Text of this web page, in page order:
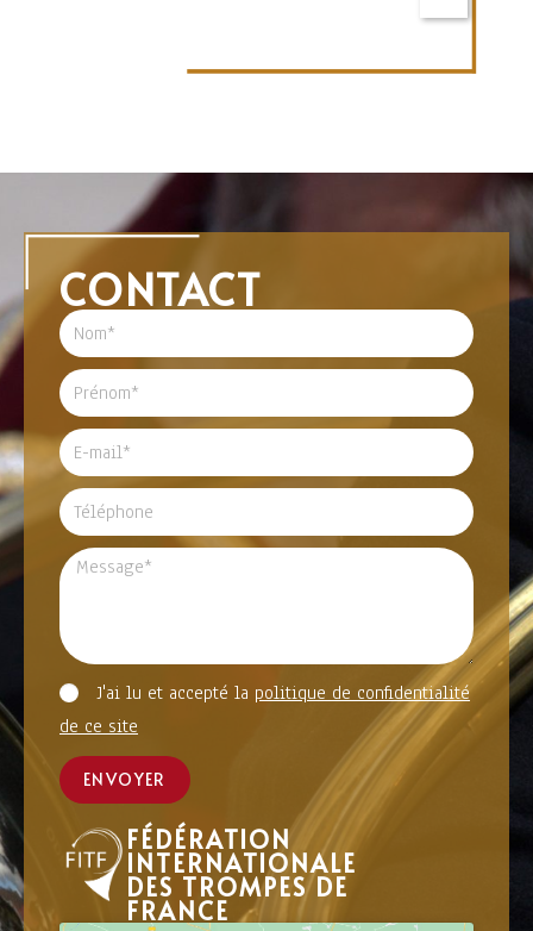
CONTACT
J'ai lu et accepté la politique de confidentialité
de ce site
ENVOYER
FÉDÉRATION
INTERNATIONALE
DES TROMPES DE
FRANCE